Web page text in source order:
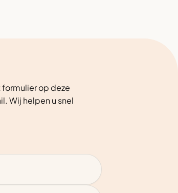
op deze
Wij helpen u snel